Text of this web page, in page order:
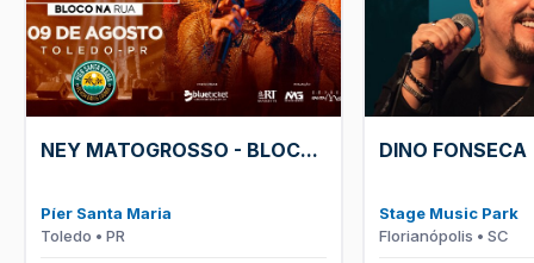
NEY MATOGROSSO - BLOC...
Píer Santa Maria
Toledo • PR
DINO FONSECA
Stage Music Park
Florianópolis • SC